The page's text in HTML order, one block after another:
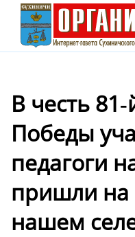
В честь
Победы
педагоги
пришли на
нашем